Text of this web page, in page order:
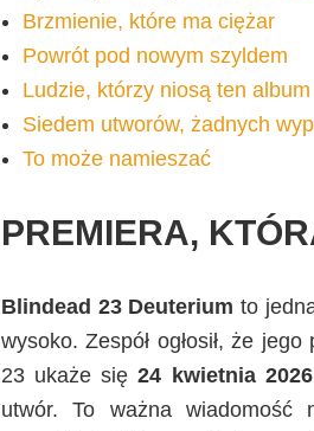
Brzmienie, które ma ciężar
Powrót pod nowym szyldem
Ludzie, którzy niosą ten album
Siedem utworów, żadnych
To może namieszać
PREMIERA,
Blindead 23 Deuterium to
wysoko. Zespół ogłosił, że
23 ukaże się24 kwietnia
utwór. To ważna